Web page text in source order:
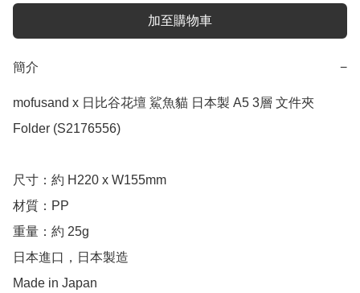
加至購物車
簡介 −
mofusand x 日比谷花壇 鯊魚貓 日本製 A5 3層 文件夾
Folder (S2176556)
尺寸：約 H220 x W155mm
材質：PP
重量：約 25g
日本進口，日本製造
Made in Japan